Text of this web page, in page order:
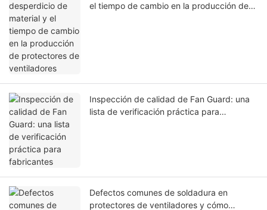
el tiempo de cambio en la producción de
Inspección de calidad de Fan Guard: una
lista de verificación práctica para
Defectos comunes de soldadura en
protectores de ventiladores y cómo